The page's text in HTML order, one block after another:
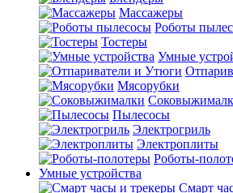
Массажеры
Роботы
Тостеры
Умные
Мясорубки
Пылесосы
Электрогриль
Электроплиты
Роботы-
Умные устройства
Смарт